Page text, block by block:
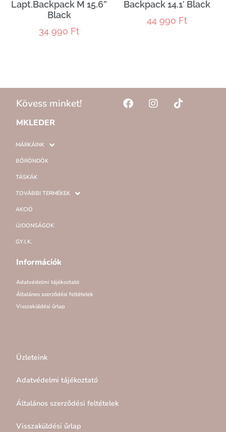
Lapt.Backpack M 15.6”
Black
34 990 Ft
Backpack 14.1′ Black
44 990 Ft
Kövess minket!
MKLEDER
MÁRKÁINK
BŐRÖNDÖK
TÁSKÁK
TOVÁBBI TERMÉKEK
AKCIÓ
ÚJDONSÁGOK
GY.I.K.
Információk
Adatvédelmi tájékoztató
Általános szerződési feltételek
Visszaküldési űrlap
Üzleteink
Adatvédelmi tájékoztató
Általános szerződési feltételek
Visszaküldési űrlap